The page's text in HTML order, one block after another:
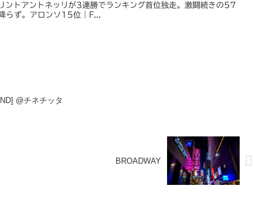
ントアントネッリが3連勝でランキング首位独走。激闘続きの57
らず。アロンソ15位｜F...
@チネチッタ
BROADWAY